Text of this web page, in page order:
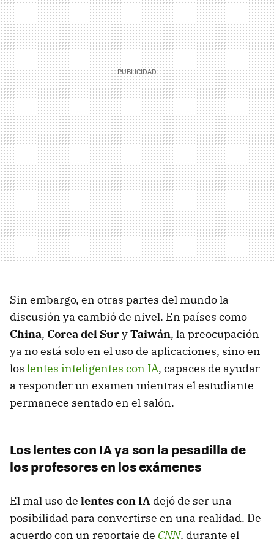
Sin embargo, en otras partes del mundo la
discusión ya cambió de nivel. En países como
China, Corea del SuryTaiwán, la preocupación
ya no está solo en el uso de aplicaciones, sino en
los lentes inteligentes con IA, capaces de ayudar
a responder un examen mientras el estudiante
permanece sentado en el salón.
Los lentes con IA ya son la pesadilla de
los profesores en los exámenes
El mal uso de lentes con IA dejó de ser una
posibilidad para convertirse en una realidad. De
acuerdo con un reportaje de CNN, durante el